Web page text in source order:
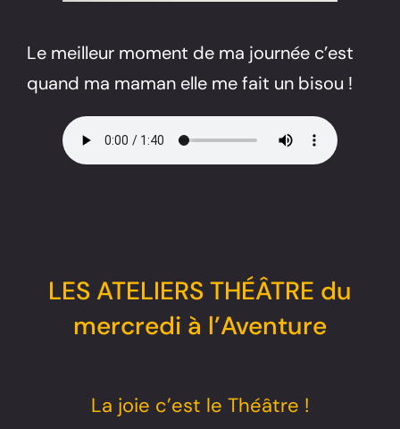
Le meilleur moment de ma journée c’est
quand ma maman elle me fait un bisou !
LES ATELIERS THÉÂTRE du
mercredi à l’Aventure
La joie c’est le Théâtre !